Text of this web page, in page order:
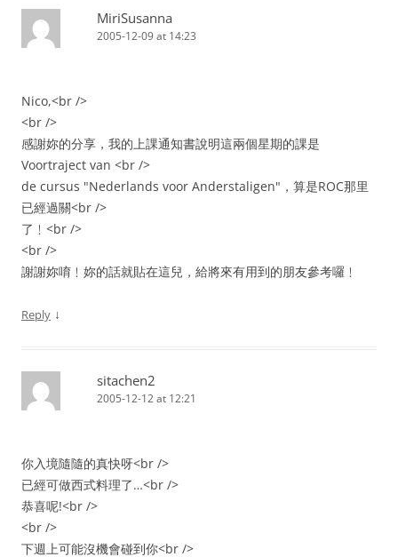
MiriSusanna
2005-12-09 at 14:23
Nico,<br />
<br />
感謝妳的分享，我的上課通知書說明這兩個星期的課是
Voortraject van <br />
de cursus "Nederlands voor Anderstaligen"，算是ROC那里
已經過關<br />
了﹗<br />
<br />
謝謝妳唷﹗妳的話就貼在這兒，給將來有用到的朋友參考囉﹗
Reply ↓
sitachen2
2005-12-12 at 12:21
你入境隨隨的真快呀<br />
已經可做西式料理了…<br />
恭喜呢!<br />
<br />
下週上可能沒機會碰到你<br />